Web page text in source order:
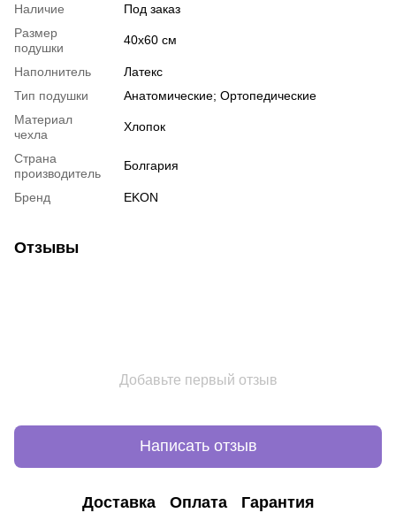
Наличие
Под заказ
Размер
подушки
40х60 см
Наполнитель
Латекс
Тип подушки
Анатомические; Ортопедические
Материал
чехла
Хлопок
Страна
производитель
Болгария
Бренд EKON
Отзывы
Добавьте первый отзыв
Написать отзыв
Доставка Оплата Гарантия